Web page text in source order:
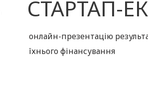
СТАРТАП-
онлайн-презентацію
їхнього фінансування